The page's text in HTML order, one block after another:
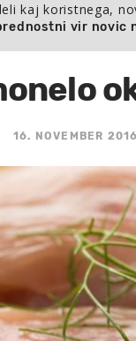
kaj koristnega,
vir novic
16. NOVEMBER